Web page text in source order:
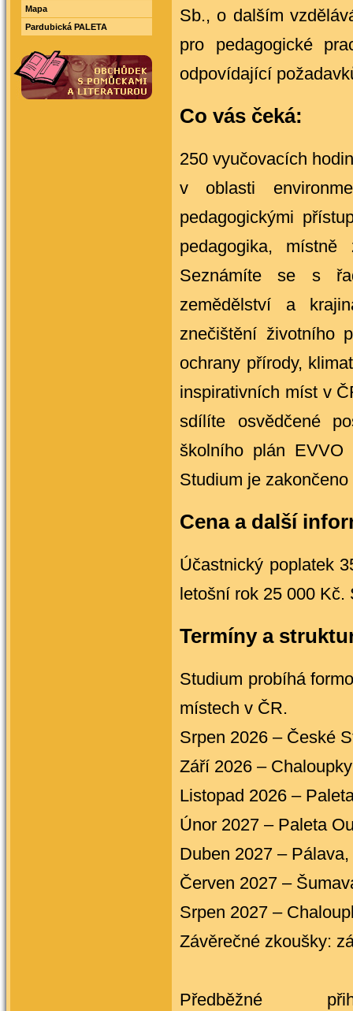
Mapa
Pardubická PALETA
Sb., o dalším
pro pedagogické
odpovídající
Co vás čeká:
250 vyučovacích
v oblasti
pedagogickými
pedagogika,
Seznámíte se s
zemědělství a
znečištění životního
ochrany přírody,
inspirativních míst v
sdílíte osvědčené
školního plán EVVO
Studium je
Cena a další
Účastnický poplatek
letošní rok 25 000 Kč.
Termíny a
Studium probíhá
místech v ČR.
Srpen 2026 – České
Září 2026 –
Listopad 2026 –
Únor 2027 – Paleta
Duben 2027 –
Červen 2027 –
Srpen 2027 –
Závěrečné zkoušky:
Předběžné